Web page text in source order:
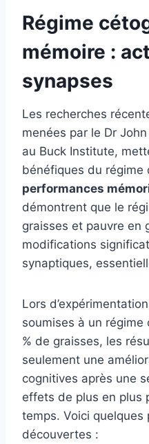
Régime
mémoire :
synapses
Les recherches
menées par le Dr
au Buck Institute,
bénéfiques du régime
performances
démontrent que le
graisses et pauvre en
modifications
synaptiques,
Lors
soumises à un
% de graisses, les
seulement une
cognitives après une
effets de plus en plus
temps. Voici quelques
découvertes :